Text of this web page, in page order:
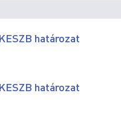
határozat
határozat